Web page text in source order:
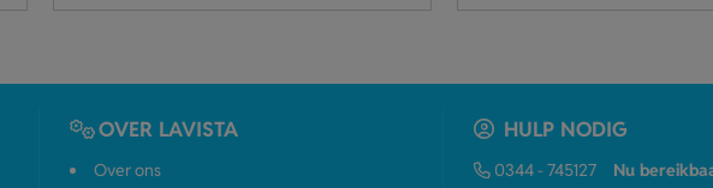
OVER LAVISTA
Over ons
HULP NODIG
0344 - 745127
Nu